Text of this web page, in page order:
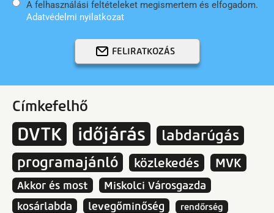
A felhasználási feltételeket megismertem és elfogadom.
Adatvédelmi nyilatkozat
FELIRATKOZÁS
Címkefelhő
DVTK időjárás
labdarúgás
programajánló
közlekedés MVK
Akkor és most
Miskolci Városgazda
kosárlabda
levegőminőség
rendőrség